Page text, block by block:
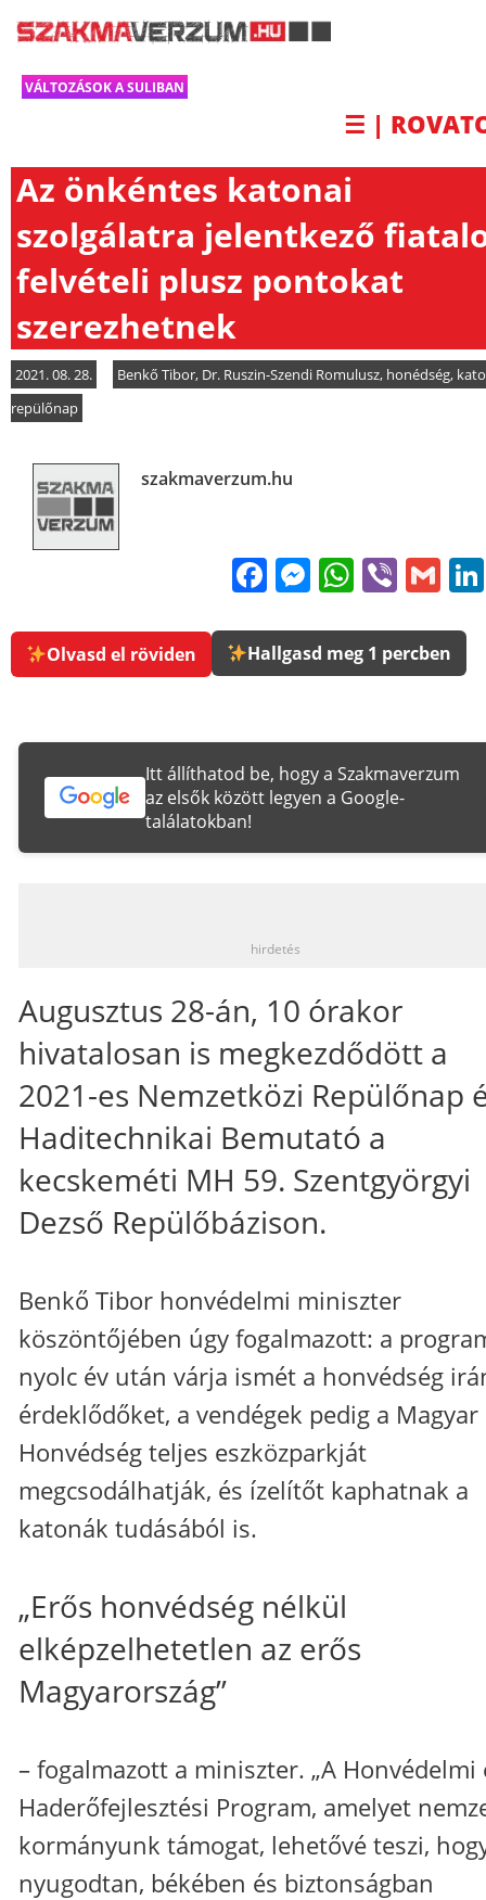
VÁLTOZÁSOK A SULIBAN
☰ |
Az önkéntes katonai
szolgálatra jelentkező
felvételi plusz pontokat
szerezhetnek
2021. 08. 28. Benkő Tibor, Dr. Ruszin-Szendi Romulusz, honédség,
repülőnap
szakmaverzum.hu
FacebookViber
Olvasd el röviden Hallgasd meg 1 percben
Itt állíthatod be, hogy a Szakmaverzum
az elsők között legyen a Google-
találatokban!
hirdetés
Augusztus 28-án, 10 órakor
hivatalosan is megkezdődött a
2021-es Nemzetközi Repülőnap
Haditechnikai Bemutató a
kecskeméti MH 59. Szentgyörgyi
Dezső Repülőbázison.
Benkő Tibor honvédelmi miniszter
köszöntőjében úgy fogalmazott: a
nyolc év után várja ismét a honvédség
érdeklődőket, a vendégek pedig a Magyar
Honvédség teljes eszközparkját
megcsodálhatják, és ízelítőt kaphatnak a
katonák tudásából is.
„Erős honvédség nélkül
elképzelhetetlen az erős
Magyarország”
– fogalmazott a miniszter. „A Honvédelmi
Haderőfejlesztési Program, amelyet
kormányunk támogat, lehetővé teszi,
nyugodtan, békében és biztonságban